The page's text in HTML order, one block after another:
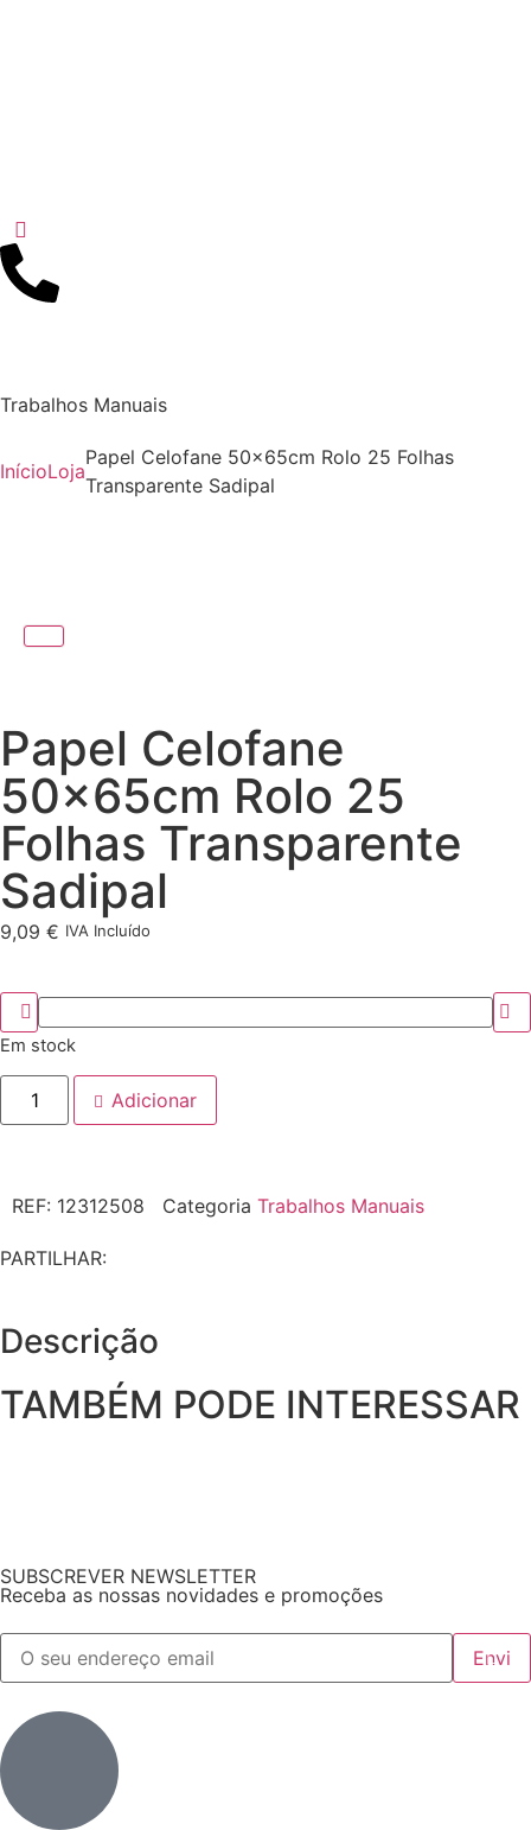
Trabalhos Manuais
InícioLoja
Papel Celofane 50x65cm Rolo 25 Folhas
Transparente Sadipal
Papel Celofane
50x65cm Rolo 25
Folhas Transparente
Sadipal
9,09 € IVA Incluído
Em stock
Adicionar
REF: 12312508 Categoria Trabalhos Manuais
PARTILHAR:
Descrição
TAMBÉM PODE INTERESSAR
SUBSCREVER NEWSLETTER
Receba as nossas novidades e promoções